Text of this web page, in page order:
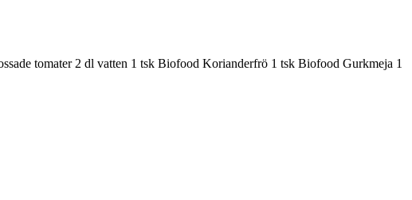
tomater 2 dl vatten 1 tsk Biofood Korianderfrö 1 tsk Biofood Gurkmeja 1